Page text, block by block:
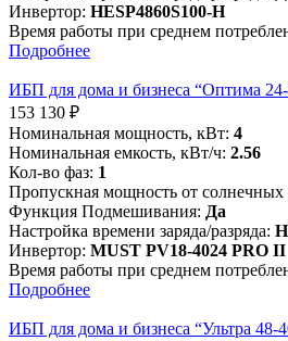
Инвертор: HESP4860S100-H
Время работы при среднем
Подробнее
ИБП для дома и бизнеса “Оптима
153 130 ₽
Номинальная мощность, кВт: 4
Номинальная емкость, кВт/ч: 2.56
Кол-во фаз: 1
Пропускная мощность от солнечных
Функция Подмешивания: Да
Настройка времени заряда/разряда:
Инвертор: MUST PV18-4024 PRO II
Время работы при среднем
Подробнее
ИБП для дома и бизнеса “Ультра 48-